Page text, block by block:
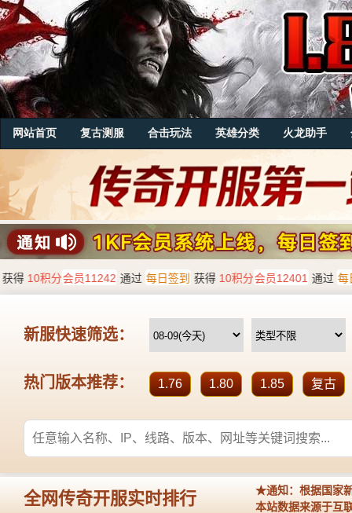
网站首页 复古测服 合击玩法 英雄分类 火龙助手